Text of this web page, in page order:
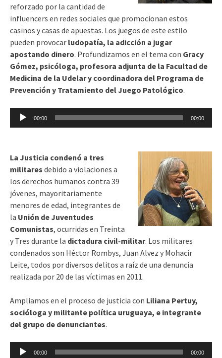
reforzado por la cantidad de
influencers en redes sociales que promocionan estos
casinos y casas de apuestas. Los juegos de este estilo
pueden provocar ludopatía, la adicción a jugar
apostando dinero. Profundizamos en el tema con Gracy
Gómez, psicóloga, profesora adjunta de la Facultad de
Medicina de la Udelar y coordinadora del Programa de
Prevención y Tratamiento del Juego Patológico.
Reproductor
00:00 00:00
La Justicia condenó a tres
militares debido a violaciones a
los derechos humanos contra 39
jóvenes, mayoritariamente
menores de edad, integrantes de
la Unión de Juventudes
Comunistas, ocurridas en Treinta
y Tres durante la dictadura civil-militar. Los militares
condenados son Héctor Rombys, Juan Alvez y Mohacir
Leite, todos por diversos delitos a raíz de una denuncia
realizada por 20 de las víctimas en 2011.
Ampliamos en el proceso de justicia con Liliana Pertuy,
socióloga y militante política uruguaya, e integrante
del grupo de denunciantes.
Reproductor
00:00 00:00